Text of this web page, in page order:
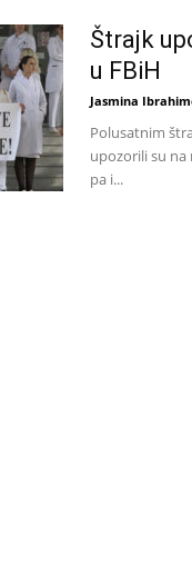
Štrajk
u FBiH
Jasmina
Polusatnim
upozorili su na
pa i...